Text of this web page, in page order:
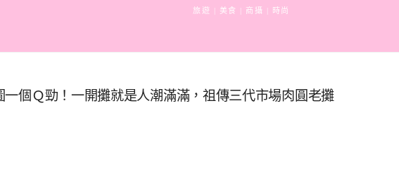
旅遊 | 美食 | 商攝 | 時尚
個Ｑ勁！一開攤就是人潮滿滿，祖傳三代市場肉圓老攤